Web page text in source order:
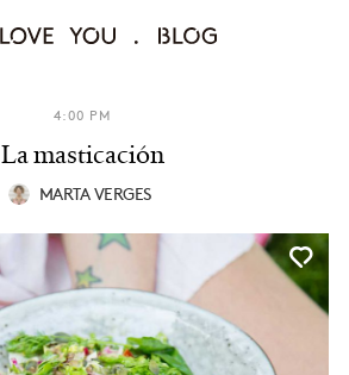
4:00 PM
La masticación
MARTA VERGES